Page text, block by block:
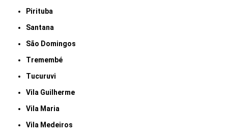
Pirituba
Santana
São Domingos
Tremembé
Tucuruvi
Vila Guilherme
Vila Maria
Vila Medeiros